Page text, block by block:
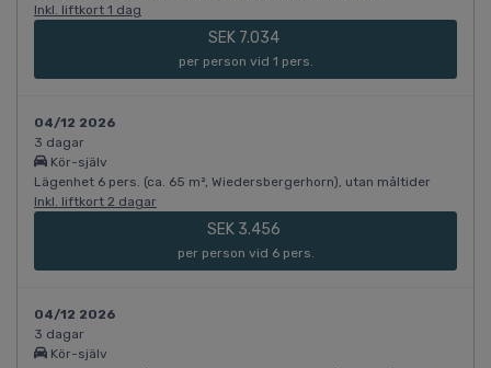
Inkl. liftkort 1 dag
SEK 7.034
per person vid 1 pers.
04/12 2026
3 dagar
Kör-själv
Lägenhet 6 pers. (ca. 65 m², Wiedersbergerhorn), utan måltider
Inkl. liftkort 2 dagar
SEK 3.456
per person vid 6 pers.
04/12 2026
3 dagar
Kör-själv